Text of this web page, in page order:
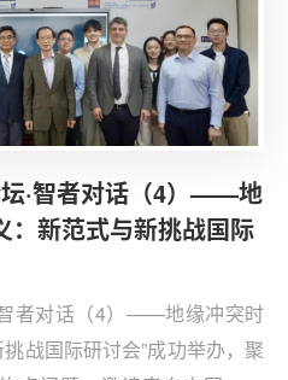
·智者对话（4）——地
：新范式与新挑战国际
者对话（4）——地缘冲突时
战国际研讨会”成功举办，聚